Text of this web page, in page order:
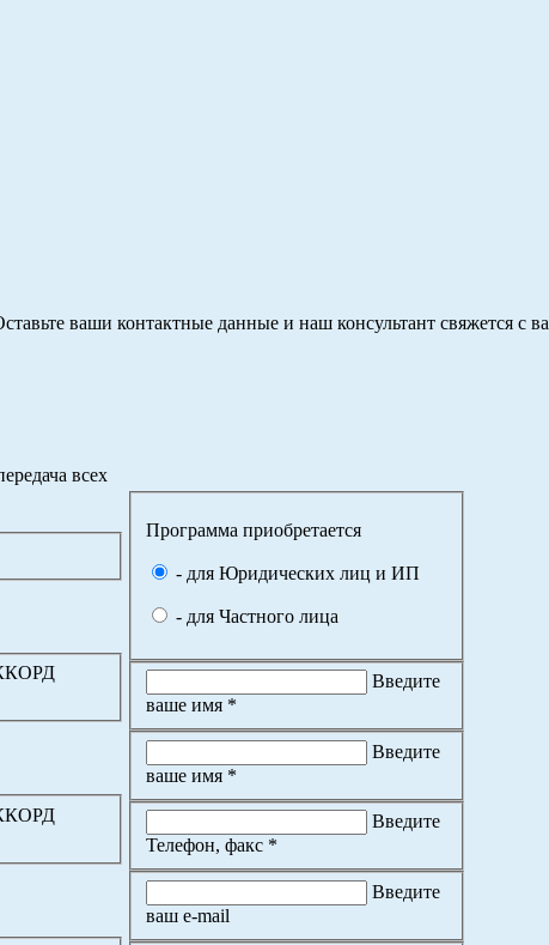
ваши контактные данные и наш консультант свяжется с
всех
Программа приобретается
- для Юридических лиц и ИП
- для Частного лица
Введите
ваше имя *
Введите
ваше имя *
Введите
Телефон, факс *
Введите
ваш e-mail